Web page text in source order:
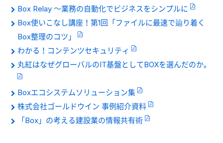
Box Relay 〜業務の自動化でビジネスをシンプルに
Box使いこなし講座！第1回「ファイルに最速で辿り着く
Box整理のコツ」
わかる！コンテンツセキュリティ
丸紅はなぜグローバルのIT基盤としてBOXを選んだのか。
Boxエコシステムソリューション集
株式会社ゴールドウイン 事例紹介資料
「Box」の考える建設業の情報共有術